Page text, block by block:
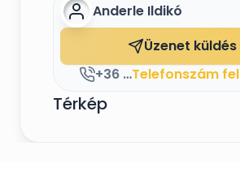
Anderle Ildikó
Üzenet küldés
+36 30 498 2118Telefonszám
Térkép